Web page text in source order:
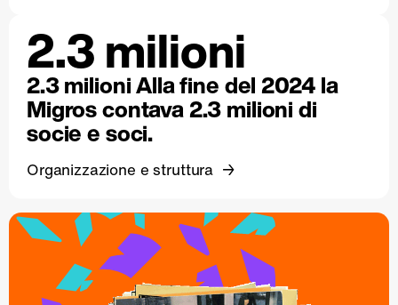
2.3 milioni
2.3 milioni Alla fine del 2024 la
Migros contava 2.3 milioni di
socie e soci.
Organizzazione e struttura